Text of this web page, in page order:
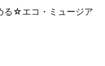
る☆エコ・ミュージア